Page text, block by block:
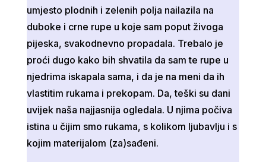
umjesto plodnih i zelenih polja nailazila na
duboke i crne rupe u koje sam poput živoga
pijeska, svakodnevno propadala. Trebalo je
proći dugo kako bih shvatila da sam te rupe u
njedrima iskapala sama, i da je na meni da ih
vlastitim rukama i prekopam. Da, teški su dani
uvijek naša najjasnija ogledala. U njima počiva
istina u čijim smo rukama, s kolikom ljubavlju i s
kojim materijalom (za)sađeni.